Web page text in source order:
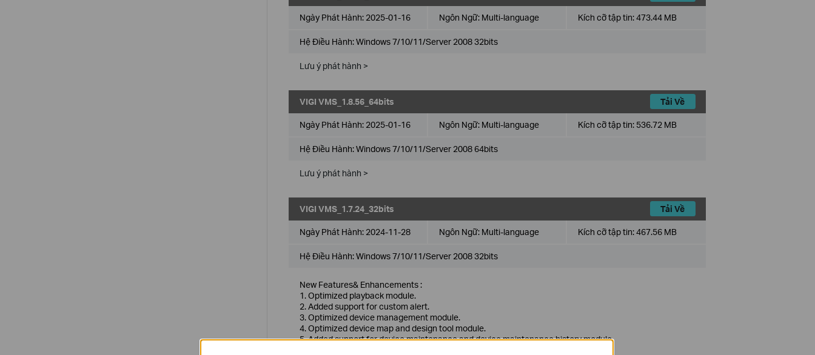
Ngày Phát Hành: 2025-01-16 Ngôn Ngữ: Multi-language Kích cỡ tập tin:473.44 MB
Hệ Điều Hành: Windows 7/10/11/Server 2008 32bits
Lưu ý phát hành >
VIGI VMS_1.8.56_64bits Tải Về
Ngày Phát Hành: 2025-01-16 Ngôn Ngữ: Multi-language Kích cỡ tập tin: 536.72 MB
Hệ Điều Hành: Windows 7/10/11/Server 2008 64bits
Lưu ý phát hành >
VIGI VMS_1.7.24_32bits Tải Về
Ngày Phát Hành: 2024-11-28 Ngôn Ngữ: Multi-language Kích cỡ tập tin:467.56 MB
Hệ Điều Hành: Windows 7/10/11/Server 2008 32bits
New Features& Enhancements :
1. Optimized playback module.
2. Added support for custom alert.
3. Optimized device management module.
4. Optimized device map and design tool module.
5. Added support for device maintenance and device maintenance history module.